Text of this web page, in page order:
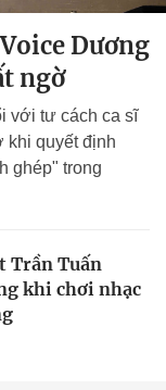
Dương
ngờ
với tư cách ca sĩ
khi quyết định
ghép" trong
Trần Tuấn
khi chơi nhạc